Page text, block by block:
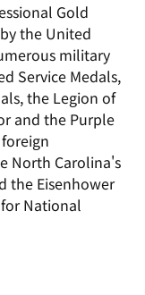
Gold
the United
military
Service Medals,
the Legion of
and the Purple
North Carolina's
the Eisenhower
National